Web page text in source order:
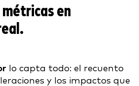
en
lo capta todo: el recuento
y los impactos que